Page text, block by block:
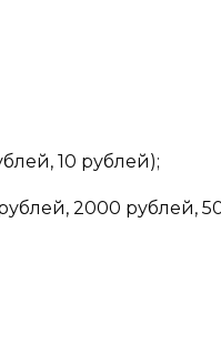
10 рублей);
2000 рублей,